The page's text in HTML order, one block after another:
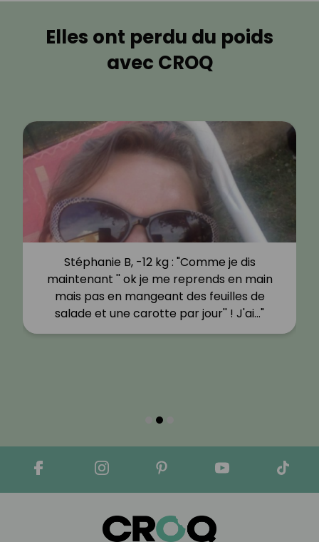
Elles ont perdu du poids
avec CROQ
Stéphanie B, -12 kg : "Comme je dis
maintenant '' ok je me reprends en main
mais pas en mangeant des feuilles de
salade et une carotte par jour'' ! J'ai…"